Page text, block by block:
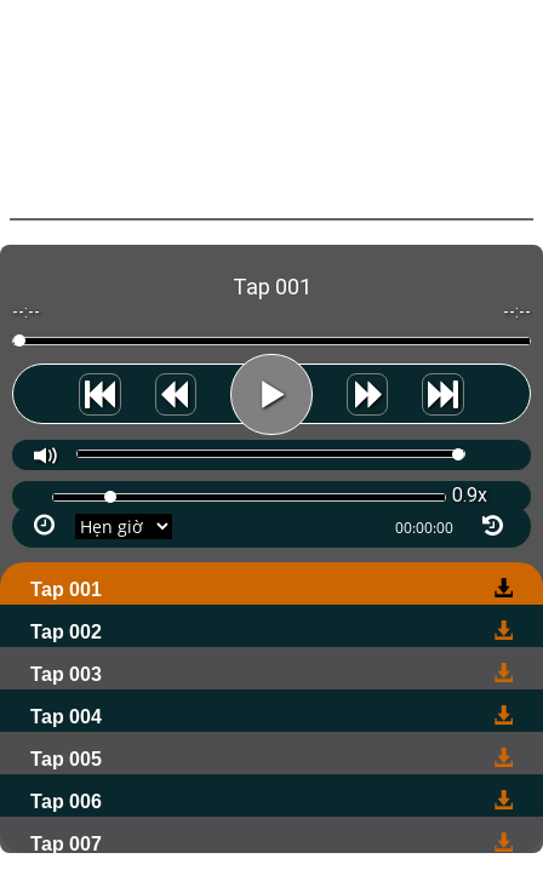
Tap 001
--:-- --:--
0.9x
Tap 001
Tap 002
Tap 003
Tap 004
Tap 005
Tap 006
Tap 007